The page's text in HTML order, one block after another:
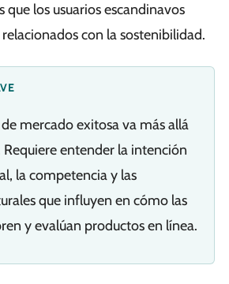
los usuarios escandinavos
con la sostenibilidad.
mercado exitosa va más allá
entender la intención
la competencia y las
que influyen en cómo las
y evalúan productos en línea.